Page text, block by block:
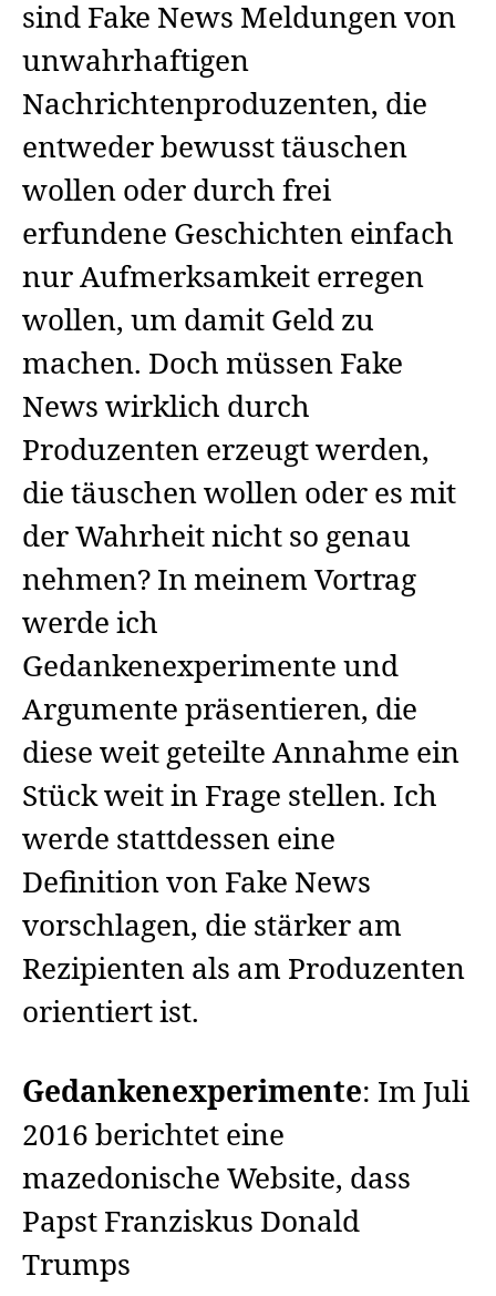
sind Fake News Meldungen von
unwahrhaftigen
Nachrichtenproduzenten, die
entweder bewusst täuschen
wollen oder durch frei
erfundene Geschichten einfach
nur Aufmerksamkeit erregen
wollen, um damit Geld zu
machen. Doch müssen Fake
News wirklich durch
Produzenten erzeugt werden,
die täuschen wollen oder es mit
der Wahrheit nicht so genau
nehmen? In meinem Vortrag
werde ich
Gedankenexperimente und
Argumente präsentieren, die
diese weit geteilte Annahme ein
Stück weit in Frage stellen. Ich
werde stattdessen eine
Definition von Fake News
vorschlagen, die stärker am
Rezipienten als am Produzenten
orientiert ist.
Gedankenexperimente: Im Juli
2016 berichtet eine
mazedonische Website, dass
Papst Franziskus Donald
Trumps